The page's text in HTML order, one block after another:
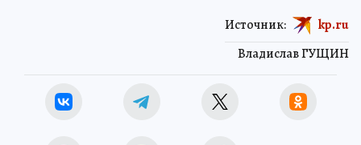
Владислав ГУЩИН
Источник: kp.ru